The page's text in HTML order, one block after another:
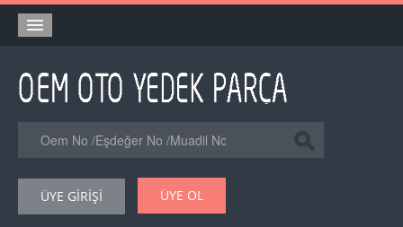
Orjinal Yedek Parça
Eşdeğer Muadil Yedek Parça
Şase Numarası VIN Yedekparça Sorgulama
ÜYE GİRİŞİ ÜYE OL